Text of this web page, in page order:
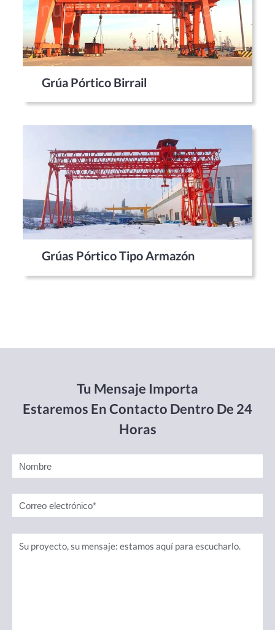
Grúa Pórtico Birrail
Grúas Pórtico Tipo Armazón
Tu Mensaje Importa
Estaremos En Contacto Dentro De 24
Horas